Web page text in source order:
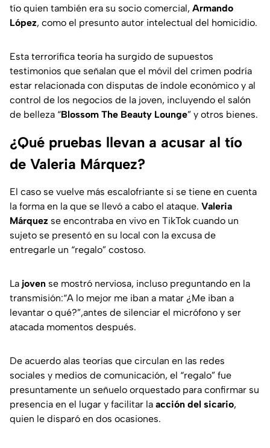
tío quien también era su socio comercial, Armando
López, como el presunto autor intelectual del homicidio.
Esta terrorífica teoría ha surgido de supuestos
testimonios que señalan que el móvil del crimen podría
estar relacionada con disputas de índole económico y al
control de los negocios de la joven, incluyendo el salón
de belleza “Blossom The Beauty Lounge” y otros bienes.
¿Qué pruebas llevan a acusar al tío
de Valeria Márquez?
El caso se vuelve más escalofriante si se tiene en cuenta
la forma en la que se llevó a cabo el ataque. Valeria
Márquez se encontraba en vivo en TikTok cuando un
sujeto se presentó en su local con la excusa de
entregarle un “regalo” costoso.
La joven se mostró nerviosa, incluso preguntando en la
transmisión:“A lo mejor me iban a matar ¿Me iban a
levantar o qué?”,antes de silenciar el micrófono y ser
atacada momentos después.
De acuerdo alas teorías que circulan en las redes
sociales y medios de comunicación, el “regalo” fue
presuntamente un señuelo orquestado para confirmar su
presencia en el lugar y facilitar la acción del sicario,
quien le disparó en dos ocasiones.